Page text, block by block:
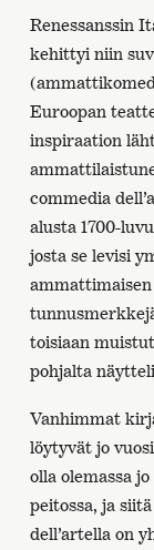
Renessanssin
kehittyi niin
Euroopan
inspiraation
commedia
alusta 1700-
josta se levisi
toisiaan
pohjalta
Vanhimmat
löytyvät jo
olla olemassa
peitossa, ja
dell’artella on